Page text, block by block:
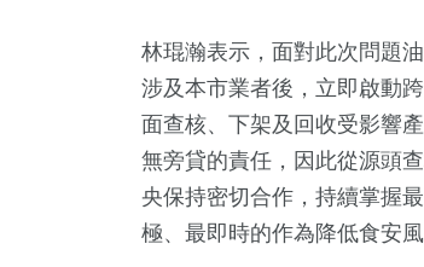
林琨瀚表示，面對此次問題
涉及本市業者後，立即啟動
面查核、下架及回收受影響
無旁貸的責任，因此從源頭
央保持密切合作，持續掌握
極、最即時的作為降低食安風
藝文